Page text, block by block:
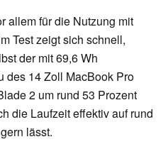
allem für die Nutzung mit
Test zeigt sich schnell,
der mit 69,6 Wh
des 14 Zoll MacBook Pro
2 um rund 53 Prozent
die Laufzeit effektiv auf rund
lässt.